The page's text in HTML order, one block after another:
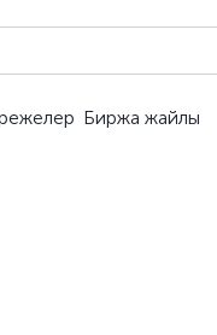
Биржа жайлы